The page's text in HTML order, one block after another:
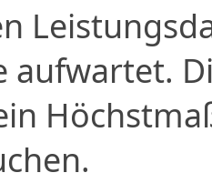
aufwartet.